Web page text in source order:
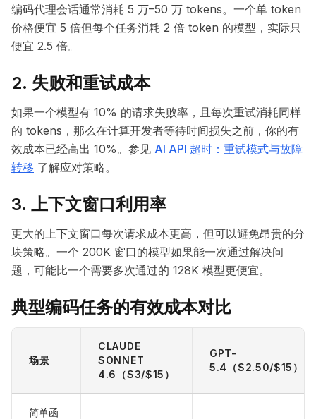
编码代理会话通常消耗 5 万–50 万 tokens。一个单 token
价格便宜 5 倍但每个任务消耗 2 倍 token 的模型，实际只
便宜 2.5 倍。
2. 失败和重试成本
如果一个模型有 10% 的请求失败率，且每次重试消耗同样
的 tokens，那么在计算开发者等待时间损失之前，你的有
效成本已经高出 10%。参见 AI API 超时：重试模式与故障
转移 了解应对策略。
3. 上下文窗口利用率
更大的上下文窗口每次请求成本更高，但可以避免昂贵的分
块策略。一个 200K 窗口的模型如果能一次通过解决问
题，可能比一个需要多次通过的 128K 模型更便宜。
典型编码任务的有效成本对比
场景
CLAUDE
SONNET
4.6（$3/$15）
GPT-
5.4（$2.50/$15）
简单函